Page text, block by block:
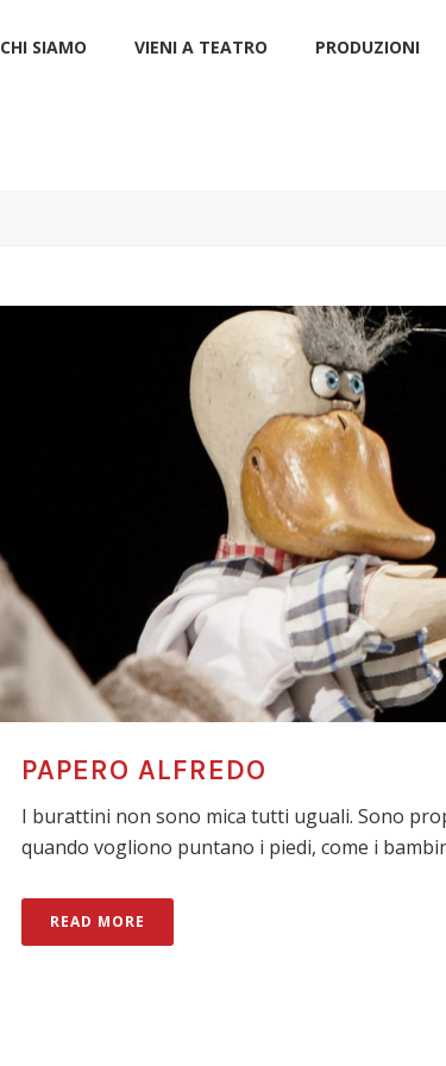
CHI SIAMO VIENI A TEATRO PRODUZIONI
PAPERO ALFREDO
I burattini non sono mica tutti uguali. Sono
quando vogliono puntano i piedi, come i
READ MORE